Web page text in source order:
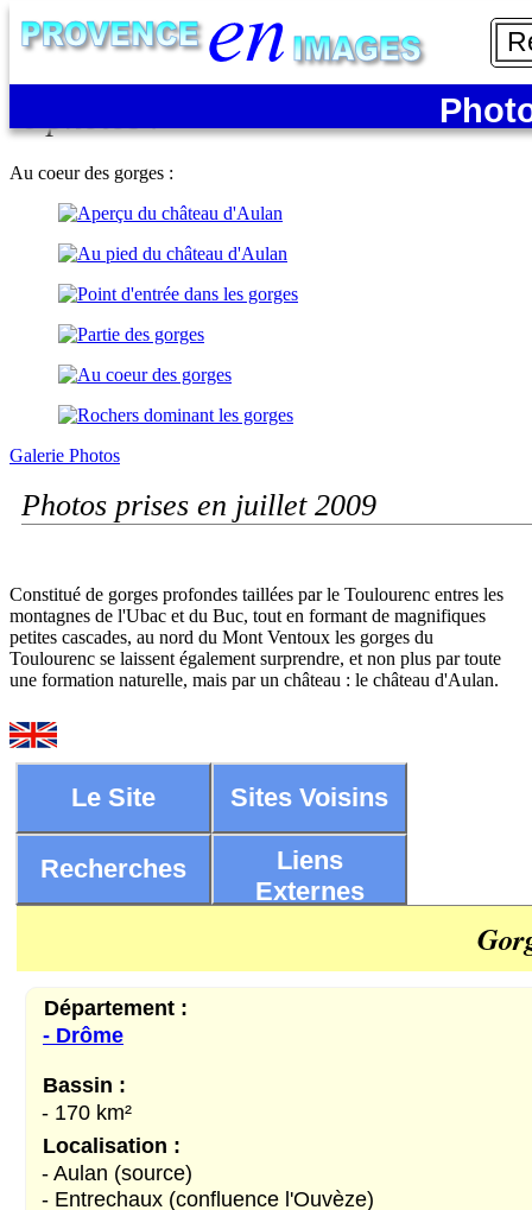
Gorges du Toulourenc
Au coeur des gorges :
Galerie Photos
Photos prises en juillet 2009
Constitué de gorges profondes taillées par le Toulourenc entres les
montagnes de l'Ubac et du Buc, tout en formant de magnifiques
petites cascades, au nord du Mont Ventoux les gorges du
Toulourenc se laissent également surprendre, et non plus par toute
une formation naturelle, mais par un château : le château d'Aulan.
Le Site Sites Voisins
Recherches
Liens
Externes
Département :
- Drôme
Bassin :
- 170 km²
Localisation :
- Aulan (source)
- Entrechaux (confluence l'Ouvèze)